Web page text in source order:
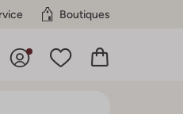
Boutiques